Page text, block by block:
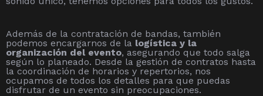
Además de la contratación de bandas, también
podemos encargarnos de la logística y la
organización del evento, asegurando que todo salga
según lo planeado. Desde la gestión de contratos hasta
la coordinación de horarios y repertorios, nos
ocupamos de todos los detalles para que puedas
disfrutar de un evento sin preocupaciones.